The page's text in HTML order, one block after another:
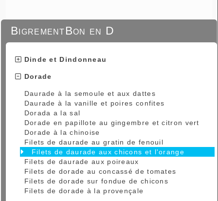
BigrementBon en D
Dinde et Dindonneau
Dorade
Daurade à la semoule et aux dattes
Daurade à la vanille et poires confites
Dorada a la sal
Dorade en papillote au gingembre et citron vert
Dorade à la chinoise
Filets de daurade au gratin de fenouil
Filets de daurade aux chicons et l'orange
Filets de daurade aux poireaux
Filets de dorade au concassé de tomates
Filets de dorade sur fondue de chicons
Filets de dorade à la provençale